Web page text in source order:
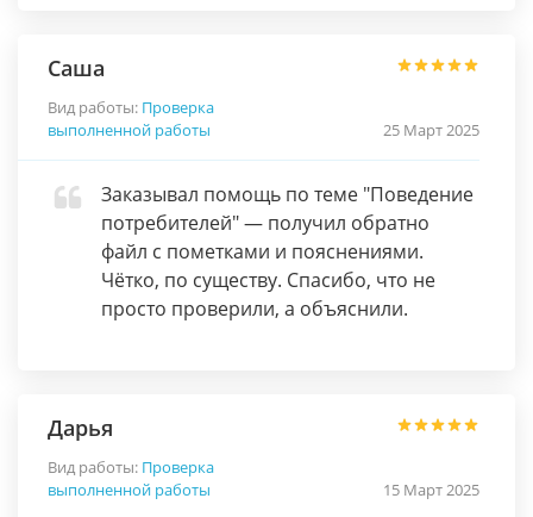
Саша
Вид работы: Проверка
выполненной работы
25 Март 2025
Заказывал помощь по теме "Поведение
потребителей" — получил обратно
файл с пометками и пояснениями.
Чётко, по существу. Спасибо, что не
просто проверили, а объяснили.
Дарья
Вид работы: Проверка
выполненной работы
15 Март 2025